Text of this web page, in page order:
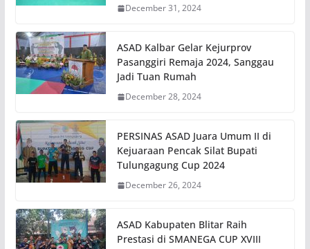
December 31, 2024
ASAD Kalbar Gelar Kejurprov
Pasanggiri Remaja 2024, Sanggau
Jadi Tuan Rumah
December 28, 2024
PERSINAS ASAD Juara Umum II di
Kejuaraan Pencak Silat Bupati
Tulungagung Cup 2024
December 26, 2024
ASAD Kabupaten Blitar Raih
Prestasi di SMANEGA CUP XVIII